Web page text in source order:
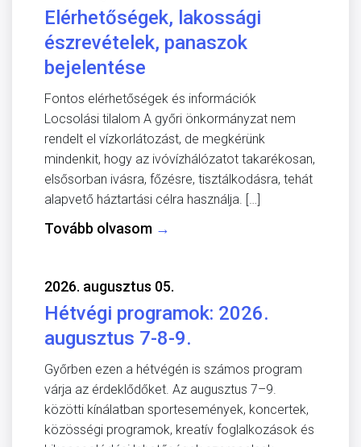
Elérhetőségek, lakossági
észrevételek, panaszok
bejelentése
Fontos elérhetőségek és információk
Locsolási tilalom A győri önkormányzat nem
rendelt el vízkorlátozást, de megkérünk
mindenkit, hogy az ivóvízhálózatot takarékosan,
elsősorban ivásra, főzésre, tisztálkodásra, tehát
alapvető háztartási célra használja. […]
Tovább olvasom →
2026. augusztus 05.
Hétvégi programok: 2026.
augusztus 7-8-9.
Győrben ezen a hétvégén is számos program
várja az érdeklődőket. Az augusztus 7–9.
közötti kínálatban sportesemények, koncertek,
közösségi programok, kreatív foglalkozások és